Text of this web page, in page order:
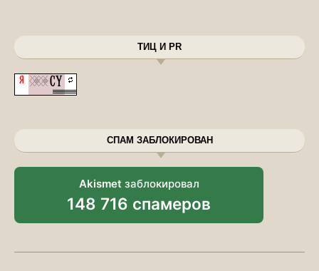
ТИЦ И PR
СПАМ ЗАБЛОКИРОВАН
Akismet заблокировал
148 716 спамеров